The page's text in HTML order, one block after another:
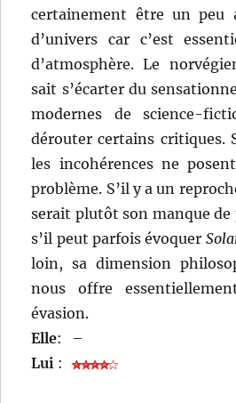
certainement être un peu
d’univers car c’est
d’atmosphère. Le
sait s’écarter du
modernes de science-
dérouter certains critiques.
les incohérences ne
problème. S’il y a un
serait plutôt son manque
s’il peut parfois évoquer
loin, sa dimension
nous offre
évasion.
Elle:
–
Lui :